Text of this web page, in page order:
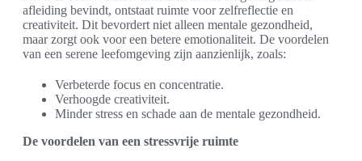
afleiding bevindt, ontstaat ruimte voor zelfreflectie en
creativiteit. Dit bevordert niet alleen mentale gezondheid,
maar zorgt ook voor een betere emotionaliteit. De voordelen
van een serene leefomgeving zijn aanzienlijk, zoals:
Verbeterde focus en concentratie.
Verhoogde creativiteit.
Minder stress en schade aan de mentale gezondheid.
De voordelen van een stressvrije ruimte